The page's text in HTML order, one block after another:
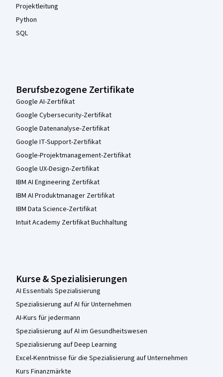
Projektleitung
Python
SQL
Berufsbezogene Zertifikate
Google AI-Zertifikat
Google Cybersecurity-Zertifikat
Google Datenanalyse-Zertifikat
Google IT-Support-Zertifikat
Google-Projektmanagement-Zertifikat
Google UX-Design-Zertifikat
IBM AI Engineering Zertifikat
IBM AI Produktmanager Zertifikat
IBM Data Science-Zertifikat
Intuit Academy Zertifikat Buchhaltung
Kurse & Spezialisierungen
AI Essentials Spezialisierung
Spezialisierung auf AI für Unternehmen
AI-Kurs für jedermann
Spezialisierung auf AI im Gesundheitswesen
Spezialisierung auf Deep Learning
Excel-Kenntnisse für die Spezialisierung auf Unternehmen
Kurs Finanzmärkte